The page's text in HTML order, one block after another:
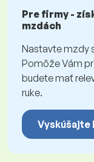
Pre firmy -
mzdách
Nastavte mzdy
Pomôže Vám
budete mať
ruke.
Vyskúšajte